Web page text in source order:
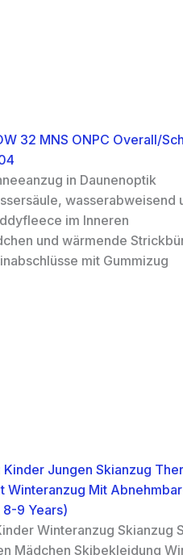
32 MNS ONPC Overall/
in Daunenoptik
wasserabweisend
im Inneren
und wärmende
mit Gummizug
Jungen Skianzug
Winteranzug Mit
9 Years)
Winteranzug Skianzug
Mädchen Skibekleidung